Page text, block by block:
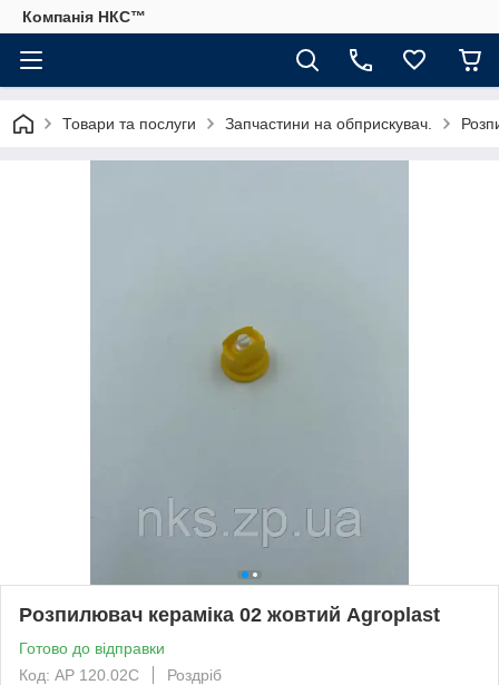
Компанія НКС™
Товари та послуги Запчастини на обприскувач.
Розпилювач кераміка 02 жовтий Agroplast
Готово до відправки
Код: АР 120.02С
Роздріб